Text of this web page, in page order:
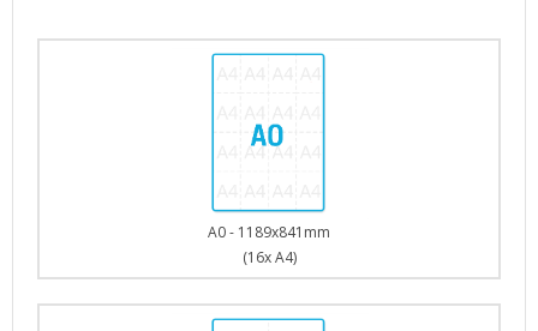
A0 - 1189x841mm
(16x A4)